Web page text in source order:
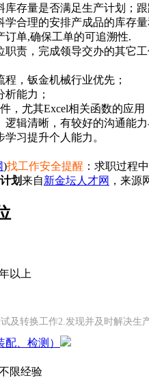
库存量是否满足生产计划；
合理的安排产成品的库存量
订单,确保工单的可追溯性.
职责，完成领导交办的其它工
，钣金机械行业优先；
能力；
，尤其Excel相关函数的应用
辑清晰，有较好的沟通能
习提升个人能力。
)找工作安全提醒 ：求职过程
划来自新金坛人才网 ，来源
以上
及转换工作2.发现并及时解决
、检测）
限经验